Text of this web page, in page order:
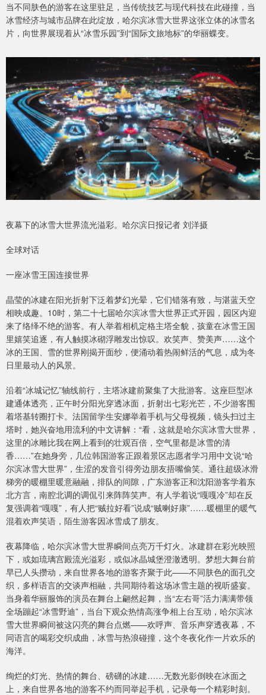
当不同肤色的游客在这里驻足，当传统技艺与现代科技在此碰撞，当
冰雪经济与城市品牌在此绽放，哈尔滨冰雪大世界这张立体的冰雪名
片，向世界展现着从“冰雪乐园”到“国际文旅地标”的华丽蝶变。
夜幕下的冰雪大世界流光溢彩。哈尔滨日报记者 刘洋摄
全球对话
一座冰雪王国连接世界
晶莹的冰建在阳光折射下泛着梦幻光晕，它们错落有致，与湛蓝天空
相映成趣。10时，第二十七届哈尔滨冰雪大世界正式开园，园区内迎
来了络绎不绝的游客。有人举着相机定格主塔全貌，孩童在冰雪王国
里嬉笑追逐，有人触摸冰砌浮雕发出惊叹。欢笑声、赞美声……这个
冰的王国、雪的世界刚揭开面纱，便涌动着热闹鲜活的气息，成为冬
日里最动人的风景。
沿着“冰城记忆”轴线前行，主塔冰建前聚集了大批游客。这座巨型冰
建通体透亮，正午时分阳光穿透冰面，折射出七彩光芒，不少游客围
着塔基转圈打卡。法国留学生安娜举着手机与父母视频，镜头扫过主
塔时，她兴奋地用流利的中文讲解：“看，这就是哈尔滨冰雪大世界，
这里的冰雕比我在网上看到的壮观百倍，空气里都是冰雪的清
香……”在她身旁，几位韩国游客正跟着景区志愿者学习用中文说“哈
尔滨冰雪大世界”，生涩的发音引得旁边朋友捂嘴偷笑。通往超级冰滑
梯旁的暖棚里暖意融融，排队的间隙，广东游客正和沈阳游客学着东
北方言，南腔北调的调侃引来阵阵笑声。有人学着说“嘎嘎冷”却在反
复强调着“嘎嘎”，有人把“贼拉好看”说成“贼喇好康”……暖棚里的暖气
混着欢声笑语，陌生游客因冰雪成了朋友。
夜幕降临，哈尔滨冰雪大世界瞬间点亮万千灯火。冰建群在彩光映照
下，或如琉璃宫殿流光溢彩，或似冰晶城堡澄澈透明。梦想大舞台前
早已人头攒动，来自世界各地的游客齐聚于此——不同肤色的面孔交
织，多样语言的交谈声相融，共同期待着这场冰雪主题的视听盛宴。
当身着华丽服饰的演员在舞台上翩然起舞，当“左右哥”活力满满带领
全场蹦起“冰雪野迪”，当台下观众热情高涨争相上台互动，哈尔滨冰
雪大世界瞬间被这闪亮的舞台点燃——欢呼声、音乐声穿透夜幕，不
同语言的喝彩交织成曲，冰雪与热浪碰撞，这个冬夜化作一片欢乐的
海洋。
绚烂的灯光、热情的舞台、磅礴的冰建……无数光影倒映在冰面之
上，来自世界各地的游客不约而同举起手机，记录每一个精彩时刻。